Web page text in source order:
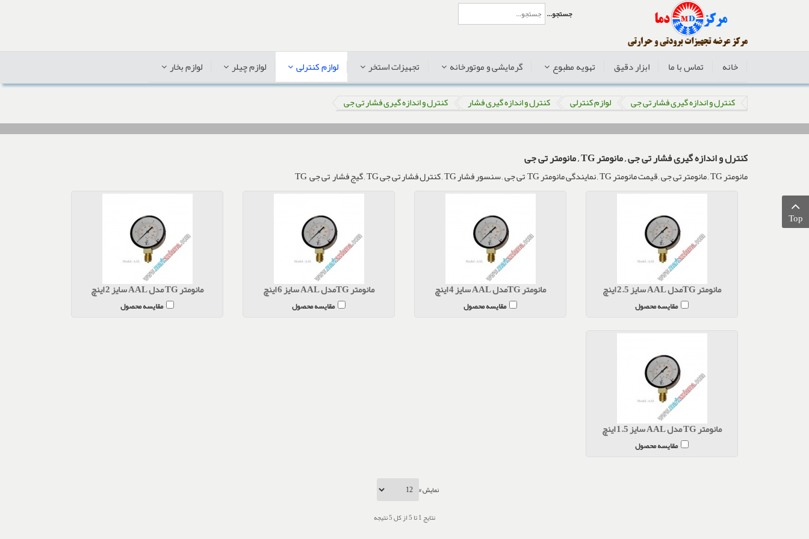
جستجو...
خانه تماس با ما ابزار دقیق تهویه مطبوع گرمایشی و موتورخانه تجهیزات استخر لوازم کنترلی لوازم چیلر لوازم بخار
کنترل و اندازه گیری فشار تی جی لوازم کنترلی کنترل و اندازه گیری فشار کنترل و اندازه گیری فشار تی جی
کنترل و اندازه گیری فشار تی جی , مانومتر TG , مانومتر تی جی
مانومتر TG , مانومتر تی جی , قیمت مانومتر TG , نمایندگی مانومتر TG تی جی , سنسور فشار TG , کنترل فشار تی جی TG , گیج فشار تی جی TG
مانومتر TGمدل AAL سایز 2.5 اینچ
مقایسه محصول
مانومتر TGمدل AAL سایز 4 اینچ
مقایسه محصول
مانومتر TGمدل AAL سایز 6 اینچ
مقایسه محصول
مانومتر TG مدل AAL سایز 2 اینچ
مقایسه محصول
مانومتر TG مدل AAL سایز 1.5 اینچ
مقایسه محصول
نمایش #
نتایج 1 تا 5 از کل 5 نتیجه
Top